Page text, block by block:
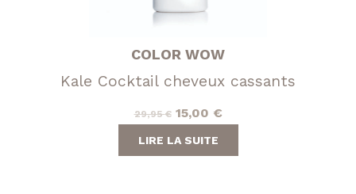
COLOR WOW
Kale Cocktail cheveux cassants
29,95€ Le
15,00 €Le
LIRE LA SUITE